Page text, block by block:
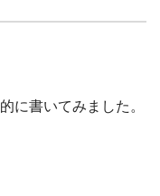
に書いてみました。